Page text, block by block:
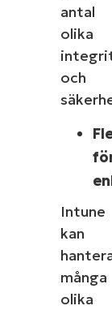
antal
olika
och
Intune
kan
många
olika